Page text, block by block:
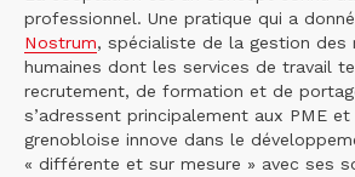
professionnel. Une pratique qui a
Nostrum, spécialiste de la gestion des
humaines dont les services de travail
recrutement, de formation et de
s’adressent principalement aux PME et
grenobloise innove dans le
« différente et sur mesure » avec ses